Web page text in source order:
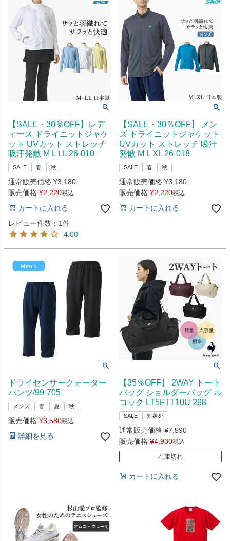
【SALE・30％OFF】レデ
ィース ドライニットジャケ
ット UVカット ストレッチ
吸汗発散 M L LL 26-010
SALE 春 秋
通常販売価格 ¥3,180
販売価格 ¥2,220税込
カートに入れる
レビュー件数：1件
4.00
【SALE・30％OFF】 メン
ズ ドライニットジャケット
UVカット ストレッチ 吸汗
発散 M L XL 26-018
SALE 春 秋
通常販売価格 ¥3,180
販売価格 ¥2,220税込
カートに入れる
ドライセンサークォーター
パンツ/99-705
メンズ 春 夏 秋
販売価格 ¥3,580税込
詳細を見る
【35％OFF】 2WAY トート
バッグ ショルダーバッグ ル
コック LT5FTT10U 298
SALE 対象外
通常販売価格 ¥7,590
販売価格 ¥4,930税込
在庫切れ
カートに入れる